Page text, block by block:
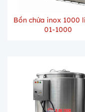
Bồn chứa inox 1000
01-1000